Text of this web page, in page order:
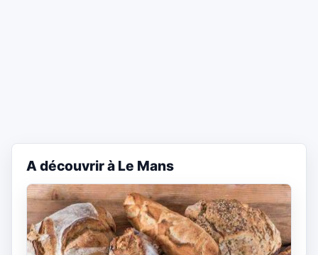
A découvrir à Le Mans